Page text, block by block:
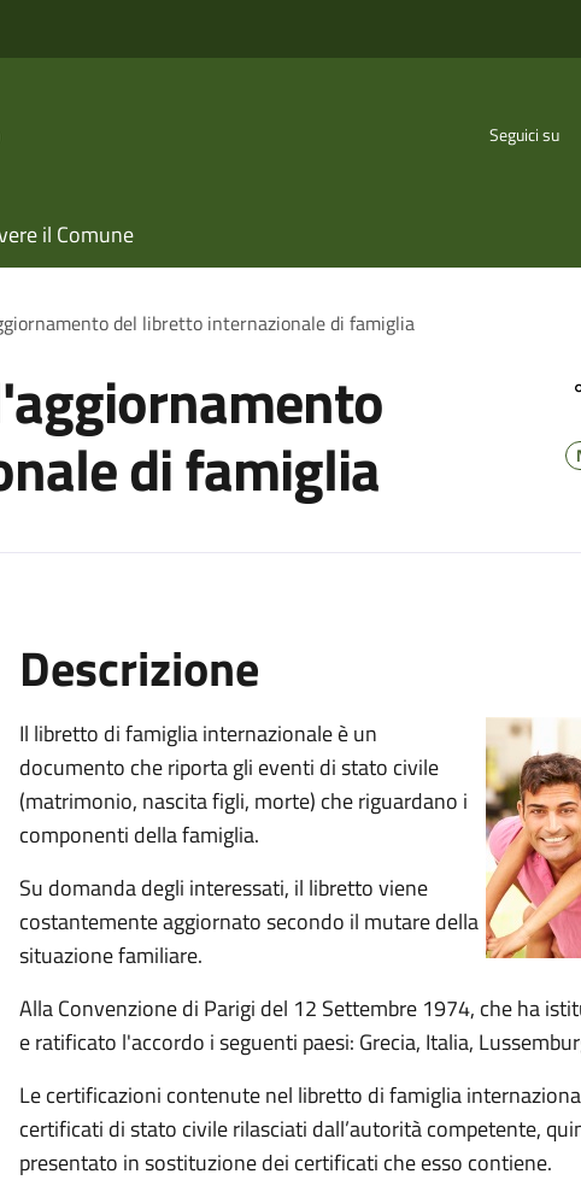
Seguici su
il Comune
del libretto internazionale di famiglia
di famiglia
Descrizione
Il libretto di famiglia internazionale è un
documento che riporta gli eventi di stato civile
(matrimonio, nascita figli, morte) che riguardano i
componenti della famiglia.
Su domanda degli interessati, il libretto viene
costantemente aggiornato secondo il mutare della
situazione familiare.
Alla Convenzione di Parigi del 12 Settembre 1974, che ha
e ratificato l'accordo i seguenti paesi: Grecia, Italia,
Le certificazioni contenute nel libretto di famiglia
certificati di stato civile rilasciati dall’autorità competente,
presentato in sostituzione dei certificati che esso contiene.